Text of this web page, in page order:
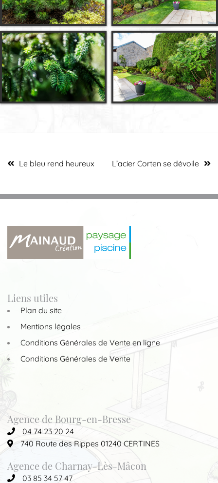
Navigation
de
Le bleu rend heureux L’acier Corten se dévoile
Liens utiles
Plan du site
Mentions légales
Conditions Générales de Vente en ligne
Conditions Générales de Vente
Agence de Bourg-en-Bresse
04 74 23 20 24
740 Route des Rippes 01240 CERTINES
Agence de Charnay-Lès-Mâcon
03 85 34 57 47